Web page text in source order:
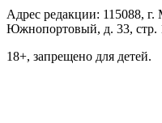
Адрес редакции: 115088, г.
Южнопортовый, д. 33, стр.
18+, запрещено для детей.